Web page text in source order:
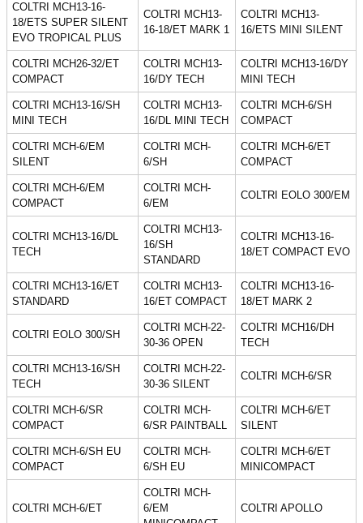
COLTRI MCH13-16-
18/ETS SUPER SILENT
EVO TROPICAL PLUS
COLTRI MCH13-
16-18/ET MARK 1
COLTRI MCH13-
16/ETS MINI SILENT
COLTRI MCH26-32/ET
COMPACT
COLTRI MCH13-
16/DY TECH
COLTRI MCH13-16/DY
MINI TECH
COLTRI MCH13-16/SH
MINI TECH
COLTRI MCH13-
16/DL MINI TECH
COLTRI MCH-6/SH
COMPACT
COLTRI MCH-6/EM
SILENT
COLTRI MCH-
6/SH
COLTRI MCH-6/ET
COMPACT
COLTRI MCH-6/EM
COMPACT
COLTRI MCH-
6/EM
COLTRI EOLO 300/EM
COLTRI MCH13-16/DL
TECH
COLTRI MCH13-
16/SH
STANDARD
COLTRI MCH13-16-
18/ET COMPACT EVO
COLTRI MCH13-16/ET
STANDARD
COLTRI MCH13-
16/ET COMPACT
COLTRI MCH13-16-
18/ET MARK 2
COLTRI EOLO 300/SH
COLTRI MCH-22-
30-36 OPEN
COLTRI MCH16/DH
TECH
COLTRI MCH13-16/SH
TECH
COLTRI MCH-22-
30-36 SILENT
COLTRI MCH-6/SR
COLTRI MCH-6/SR
COMPACT
COLTRI MCH-
6/SR PAINTBALL
COLTRI MCH-6/ET
SILENT
COLTRI MCH-6/SH EU
COMPACT
COLTRI MCH-
6/SH EU
COLTRI MCH-6/ET
MINICOMPACT
COLTRI MCH-6/ET
COLTRI MCH-
6/EM
COLTRI APOLLO